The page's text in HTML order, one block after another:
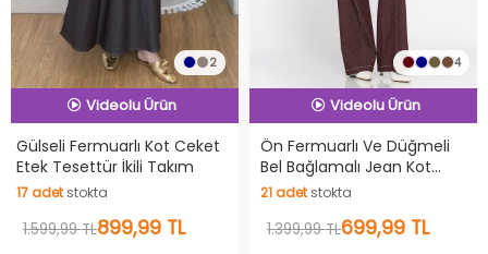
2
İndirimli Ürün
Hızlı Teslimat
Videolu Ürün
Gülseli Fermuarlı Kot Ceket
Etek Tesettür İkili Takım
17adetstokta
17 adetstokta
1.599,99 TL899,99 TL
4
İndirimli Ürün
Hızlı Teslimat
Videolu Ürün
Ön Fermuarlı Ve Düğmeli
Bel Bağlamalı Jean Kot
Ceket Pantolon Tesettür
21adetstokta
21 adetstokta
1.399,99 TL699,99 TL